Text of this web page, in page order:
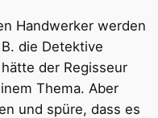
Handwerker werden
die Detektive
der Regisseur
Thema. Aber
und spüre, dass es